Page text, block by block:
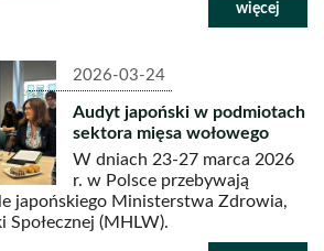
2026-03-24
Audyt japoński w podmiotach
sektora mięsa wołowego
W dniach 23-27 marca 2026
r. w Polsce przebywają
japońskiego Ministerstwa Zdrowia,
Społecznej (MHLW).